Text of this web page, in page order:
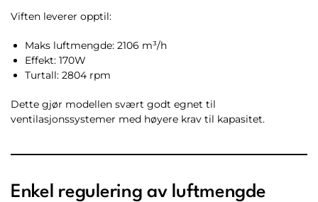
Viften leverer opptil:
Maks luftmengde: 2106 m³/h
Effekt: 170W
Turtall: 2804 rpm
Dette gjør modellen svært godt egnet til
ventilasjonssystemer med høyere krav til kapasitet.
Enkel regulering av luftmengde